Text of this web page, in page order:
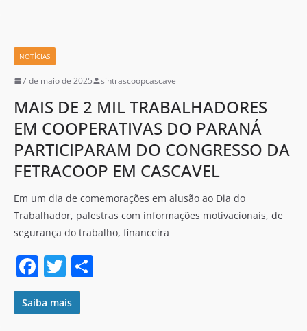
o
o
k
NOTÍCIAS
7 de maio de 2025 sintrascoopcascavel
MAIS DE 2 MIL TRABALHADORES
EM COOPERATIVAS DO PARANÁ
PARTICIPARAM DO CONGRESSO DA
FETRACOOP EM CASCAVEL
Em um dia de comemorações em alusão ao Dia do
Trabalhador, palestras com informações motivacionais, de
segurança do trabalho, financeira
F
a
c
T
w
itt
Saiba mais